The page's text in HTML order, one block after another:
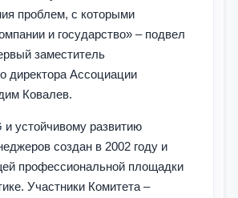
проблем, с которыми
и государство» – подвел
заместитель
директора Ассоциации
Ковалев.
и устойчивому развитию
создан в 2002 году и
профессиональной площадки
Участники Комитета –